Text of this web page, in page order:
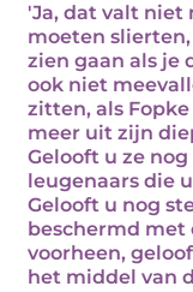
'Ja, dat valt niet
moeten
zien gaan als je
ook niet
zitten, als
meer uit zijn
Gelooft u ze
leugenaars die
Gelooft u nog
beschermd met
voorheen,
het middel van